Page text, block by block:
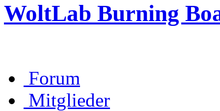
WoltLab Burning
Forum
Mitglieder